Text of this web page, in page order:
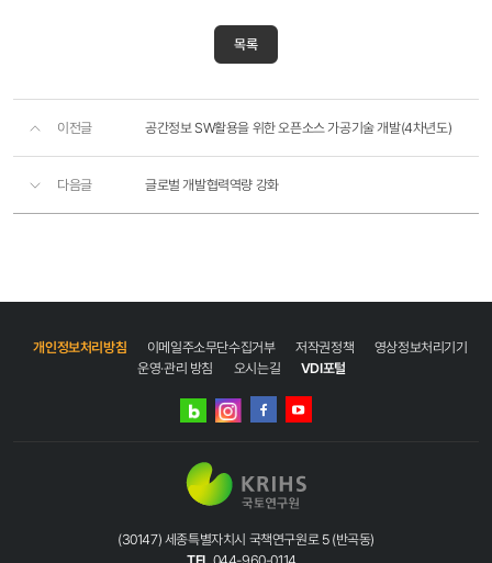
목록
이전글 공간정보 SW활용을 위한 오픈소스 가공기술 개발(4차년도)
다음글 글로벌 개발협력역량 강화
개인정보처리방침 이메일주소무단수집거부 저작권정책
영상정보처리기기
운영·관리 방침
오시는길 VDI포털
네이버
인스타그램
(30147) 세종특별자치시 국책연구원로 5 (반곡동)